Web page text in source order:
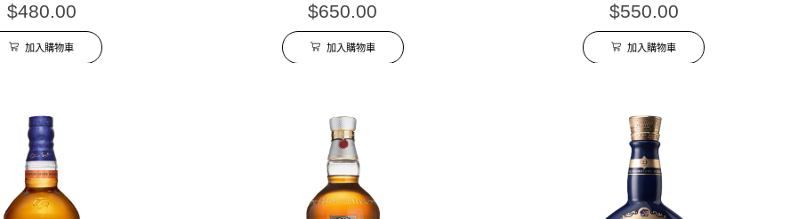
$480.00
加入購物車
$650.00
加入購物車
$550.00
加入購物車